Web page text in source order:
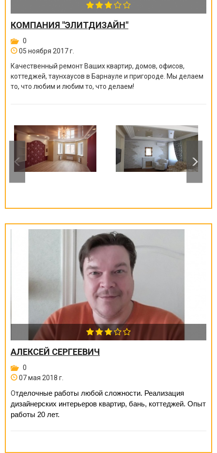
КОМПАНИЯ "ЭЛИТДИЗАЙН"
0
05 ноября 2017 г.
Качественный ремонт Ваших квартир, домов, офисов,
коттеджей, таунхаусов в Барнауле и пригороде. Мы делаем
то, что любим и любим то, что делаем!
АЛЕКСЕЙ СЕРГЕЕВИЧ
0
07 мая 2018 г.
Отделочные работы любой сложности. Реализация
дизайнерских интерьеров квартир, бань, коттеджей. Опыт
работы 20 лет.